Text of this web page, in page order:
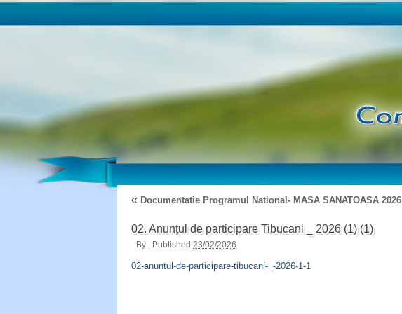
« Documentatie Programul National- MASA SANATOASA 2026
02. Anunțul de participare Tibucani _ 2026 (1) (1)
By | Published 23/02/2026
02-anuntul-de-participare-tibucani-_-2026-1-1